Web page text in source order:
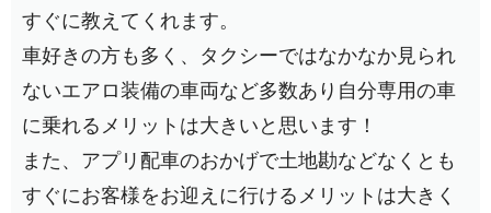
すぐに教えてくれます。
車好きの方も多く、タクシーではなかなか見られ
ないエアロ装備の車両など多数あり自分専用の車
に乗れるメリットは大きいと思います！
また、アプリ配車のおかげで土地勘などなくとも
すぐにお客様をお迎えに行けるメリットは大きく